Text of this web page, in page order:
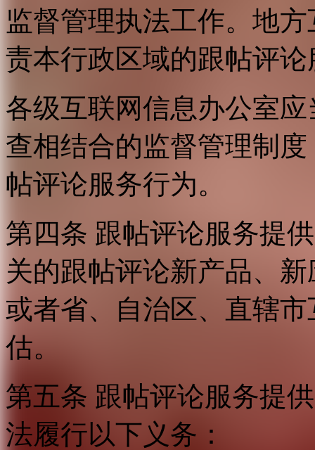
监督管理执法工作。地
责本行政区域的跟帖评
各级互联网信息办公室
查相结合的监督管理制
帖评论服务行为。
第四条 跟帖评论服务提
关的跟帖评论新产品、
或者省、自治区、直辖
估。
第五条 跟帖评论服务提
法履行以下义务：